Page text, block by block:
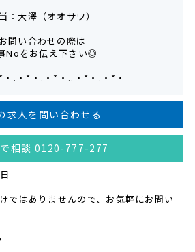
：大澤（オオサワ）
お問い合わせの際は
Noをお伝え下さい◎
.・*・.・*・..・*・.・*・
求人を問い合わせる
相談 0120-777-277
ではありませんので、お気軽にお問い